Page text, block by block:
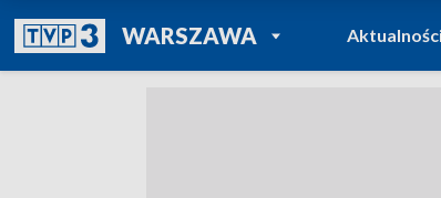
WARSZAWAPOWRÓT DO
TVP REGIONY